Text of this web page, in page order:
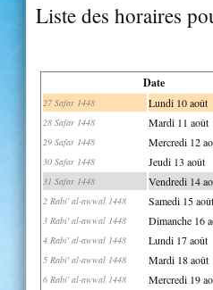
Liste des horaires
Date
27 Safar 1448 Lundi 10 août
28 Safar 1448 Mardi 11 août
29 Safar 1448 Mercredi 12
30 Safar 1448 Jeudi 13 août
31 Safar 1448 Vendredi 14
2 Rabi' al-awwal 1448 Samedi 15 août
3 Rabi' al-awwal 1448 Dimanche 16
4 Rabi' al-awwal 1448 Lundi 17 août
5 Rabi' al-awwal 1448 Mardi 18 août
6 Rabi' al-awwal 1448 Mercredi 19